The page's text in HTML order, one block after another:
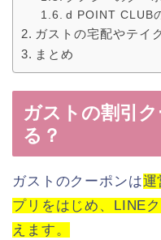
d POINT CLUB
ガストの宅配やテイ
まとめ
ガストの割引
る？
ガストのクーポンは運
プリをはじめ、LINE
えます。